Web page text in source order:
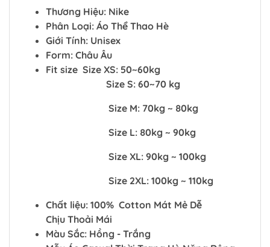
Thương Hiệu: Nike
Phân Loại: Áo Thể Thao Hè
Giới Tính: Unisex
Form: Châu Âu
Fit size Size XS: 50~60kg
Size S: 60~70 kg
Size M: 70kg ~ 80kg
Size L: 80kg ~ 90kg
Size XL: 90kg ~ 100kg
Size 2XL: 100kg ~ 110kg
Chất liệu: 100% Cotton Mát Mẻ Dễ
Chịu Thoải Mái
Màu Sắc: Hồng - Trắng